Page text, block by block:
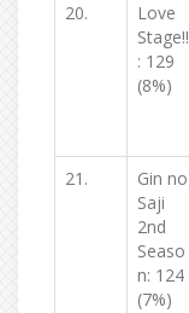
20.
Love
Stage!!
: 129
(8%)
21.
Gin no
Saji
2nd
Seaso
n: 124
(7%)